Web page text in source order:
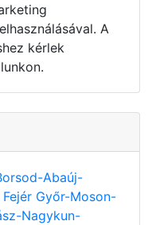
A
kérlek
Abaúj-
Fejér Győr-Moson-
Nagykun-